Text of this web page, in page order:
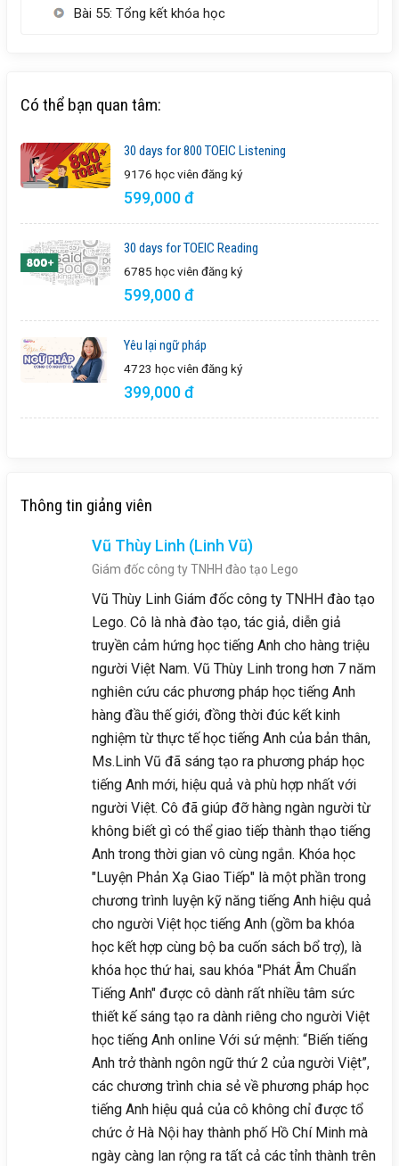
Bài 55: Tổng kết khóa học
Có thể bạn quan tâm:
30 days for 800 TOEIC Listening
9176 học viên đăng ký
599,000 đ
30 days for TOEIC Reading
6785 học viên đăng ký
599,000 đ
Yêu lại ngữ pháp
4723 học viên đăng ký
399,000 đ
Thông tin giảng viên
Vũ Thùy Linh (Linh Vũ)
Giám đốc công ty TNHH đào tạo Lego
Vũ Thùy Linh Giám đốc công ty TNHH đào tạo
Lego. Cô là nhà đào tạo, tác giả, diễn giả
truyền cảm hứng học tiếng Anh cho hàng triệu
người Việt Nam. Vũ Thùy Linh trong hơn 7 năm
nghiên cứu các phương pháp học tiếng Anh
hàng đầu thế giới, đồng thời đúc kết kinh
nghiệm từ thực tế học tiếng Anh của bản thân,
Ms.Linh Vũ đã sáng tạo ra phương pháp học
tiếng Anh mới, hiệu quả và phù hợp nhất với
người Việt. Cô đã giúp đỡ hàng ngàn người từ
không biết gì có thể giao tiếp thành thạo tiếng
Anh trong thời gian vô cùng ngắn. Khóa học
"Luyện Phản Xạ Giao Tiếp" là một phần trong
chương trình luyện kỹ năng tiếng Anh hiệu quả
cho người Việt học tiếng Anh (gồm ba khóa
học kết hợp cùng bộ ba cuốn sách bổ trợ), là
khóa học thứ hai, sau khóa "Phát Âm Chuẩn
Tiếng Anh" được cô dành rất nhiều tâm sức
thiết kế sáng tạo ra dành riêng cho người Việt
học tiếng Anh online Với sứ mệnh: “Biến tiếng
Anh trở thành ngôn ngữ thứ 2 của người Việt”,
các chương trình chia sẻ về phương pháp học
tiếng Anh hiệu quả của cô không chỉ được tổ
chức ở Hà Nội hay thành phố Hồ Chí Minh mà
ngày càng lan rộng ra tất cả các tỉnh thành trên